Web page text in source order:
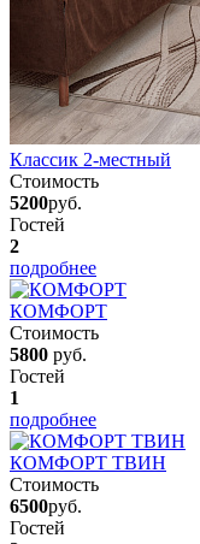
Классик 2-местный
Стоимость
5200руб.
Гостей
2
подробнее
КОМФОРТ
Стоимость
5800 руб.
Гостей
1
подробнее
КОМФОРТ ТВИН
Стоимость
6500руб.
Гостей